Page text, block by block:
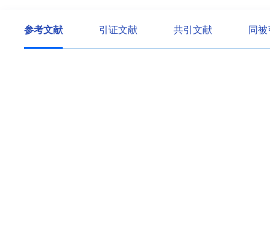
参考文献 引证文献 共引文献 同